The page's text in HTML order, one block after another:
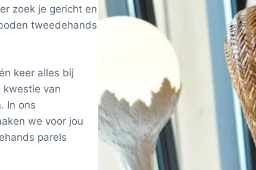
zoek je gericht en
tweedehands
keer alles bij
kwestie van
In ons
we voor jou
parels